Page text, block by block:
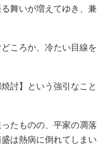
舞いが増えてゆき、兼
ころか、冷たい目線を
討】という強引なこと
たものの、平家の凋落
は熱病に倒れてしまい